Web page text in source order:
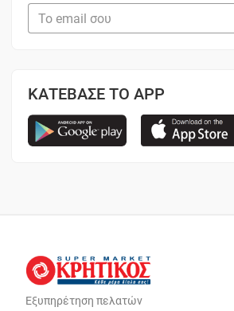
ΚΑΤΕΒΑΣΕ ΤΟ APP
Εξυπηρέτηση πελατών